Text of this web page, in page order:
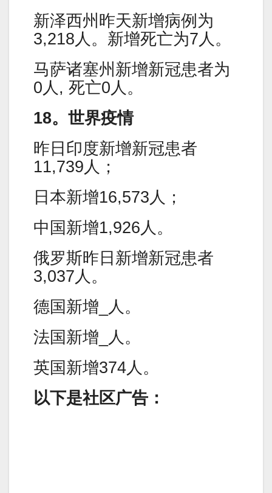
新泽西州昨天新增病例为
3,218人。新增死亡为7人。
马萨诸塞州新增新冠患者为
0人, 死亡0人。
18。世界疫情
昨日印度新增新冠患者
11,739人；
日本新增16,573人；
中国新增1,926人。
俄罗斯昨日新增新冠患者
3,037人。
德国新增_人。
法国新增_人。
英国新增374人。
以下是社区广告：